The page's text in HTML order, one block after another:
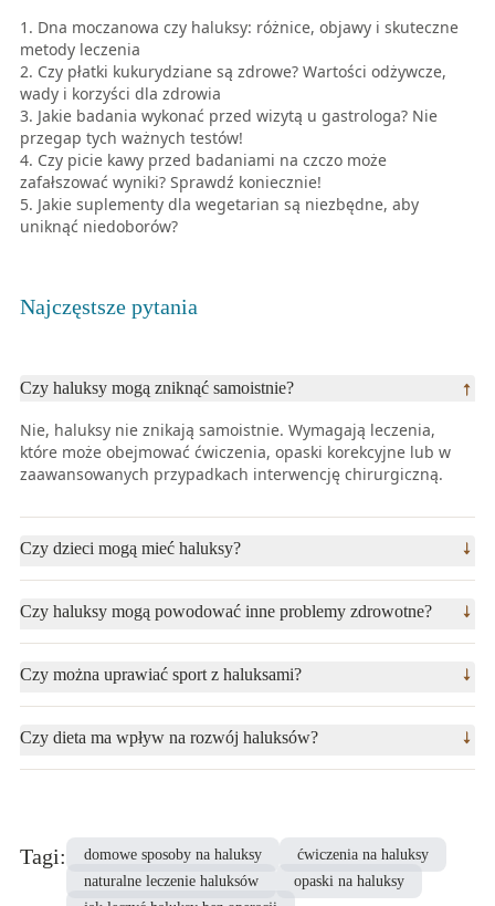
Dna moczanowa czy haluksy: różnice, objawy i skuteczne
metody leczenia
Czy płatki kukurydziane są zdrowe? Wartości odżywcze,
wady i korzyści dla zdrowia
Jakie badania wykonać przed wizytą u gastrologa? Nie
przegap tych ważnych testów!
Czy picie kawy przed badaniami na czczo może
zafałszować wyniki? Sprawdź koniecznie!
Jakie suplementy dla wegetarian są niezbędne, aby
uniknąć niedoborów?
Najczęstsze pytania
Czy haluksy mogą zniknąć samoistnie?
Nie, haluksy nie znikają samoistnie. Wymagają leczenia,
które może obejmować ćwiczenia, opaski korekcyjne lub w
zaawansowanych przypadkach interwencję chirurgiczną.
Czy dzieci mogą mieć haluksy?
zwłaszcza jeśli mają predyspozycje genetyczne lub noszą
niewłaściwe obuwie.
Czy haluksy mogą powodować inne problemy zdrowotne?
problemów z chodzeniem, a nawet zmian w postawie ciała.
Czy można uprawiać sport z haluksami?
np. pływanie lub jazda na rowerze. Unikaj sportów
wymagających intensywnego biegania lub skakania.
Czy dieta ma wpływ na rozwój haluksów?
Tagi: domowe sposoby na haluksy
ćwiczenia na haluksy
naturalne leczenie haluksów
opaski na haluksy